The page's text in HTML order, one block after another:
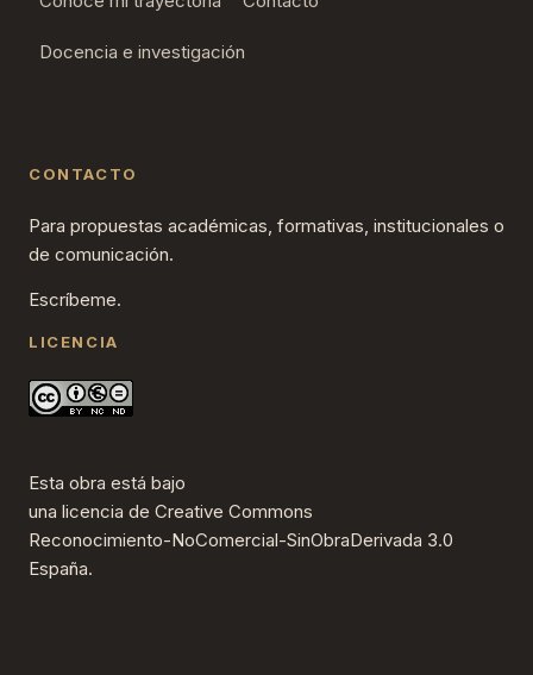
Docencia e investigación
CONTACTO
Para propuestas académicas, formativas, institucionales o
de comunicación.
Escríbeme.
LICENCIA
Esta obra está bajo
una licencia de Creative Commons
Reconocimiento-NoComercial-SinObraDerivada 3.0
España.